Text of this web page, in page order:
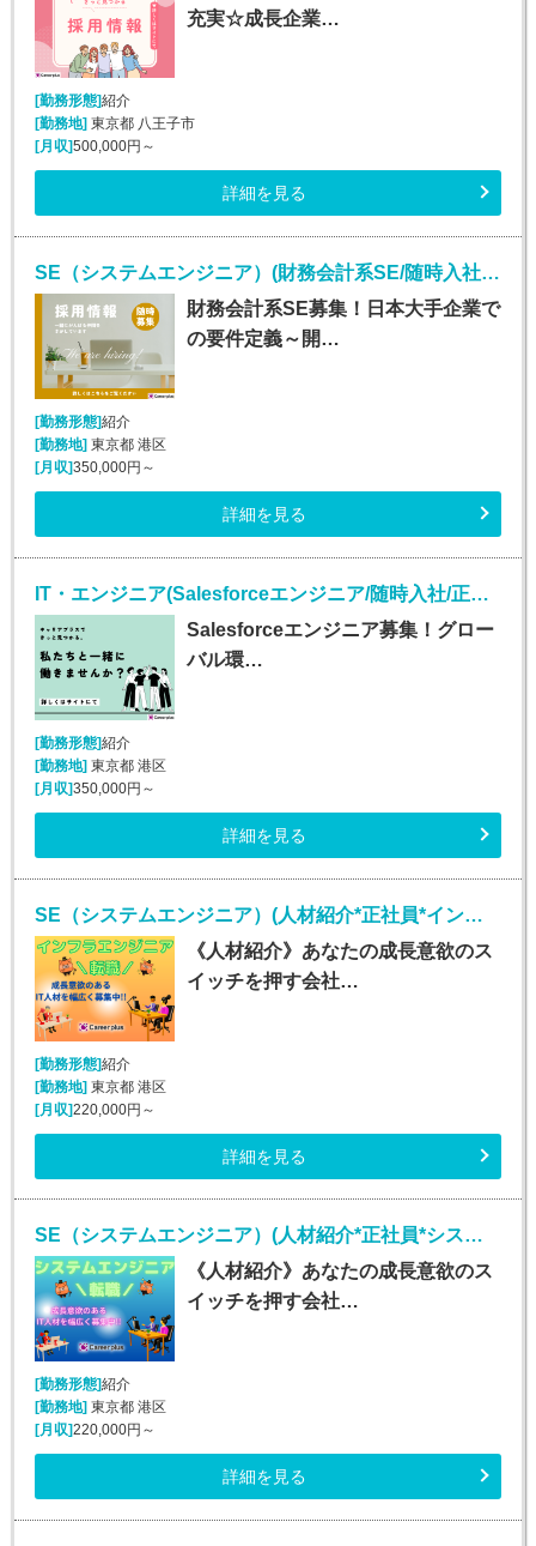
充実☆成長企業…
[勤務形態]紹介
[勤務地] 東京都 八王子市
[月収]500,000円～
詳細を見る
SE（システムエンジニア）(財務会計系SE/随時入社/正社員)
財務会計系SE募集！日本大手企業で
の要件定義～開…
[勤務形態]紹介
[勤務地] 東京都 港区
[月収]350,000円～
詳細を見る
IT・エンジニア(Salesforceエンジニア/随時入社/正社員)
Salesforceエンジニア募集！グロー
バル環…
[勤務形態]紹介
[勤務地]東京都 港区
[月収]350,000円～
詳細を見る
SE（システムエンジニア）(人材紹介*正社員*インフラエンジニア業務*勤務地多数!!)
《人材紹介》あなたの成長意欲のス
イッチを押す会社…
[勤務形態]紹介
[勤務地]東京都 港区
[月収]220,000円～
詳細を見る
SE（システムエンジニア）(人材紹介*正社員*システムエンジニア業務*勤務地多数!!!)
《人材紹介》あなたの成長意欲のス
イッチを押す会社…
[勤務形態]紹介
[勤務地] 東京都 港区
[月収]220,000円～
詳細を見る